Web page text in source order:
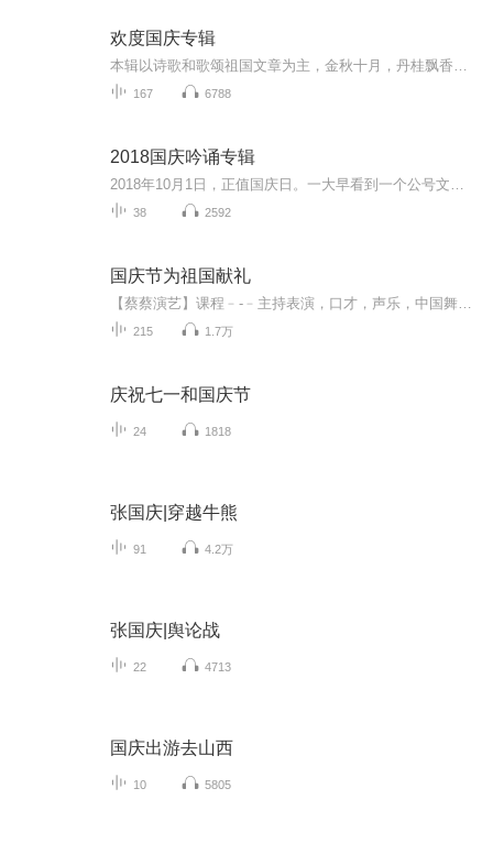
欢度国庆专辑
167 6788
2018国庆吟诵专辑
38 2592
国庆节为祖国献礼
215 1.7万
庆祝七一和国庆节
24 1818
张国庆|穿越牛熊
91 4.2万
张国庆|舆论战
22 4713
国庆出游去山西
10 5805